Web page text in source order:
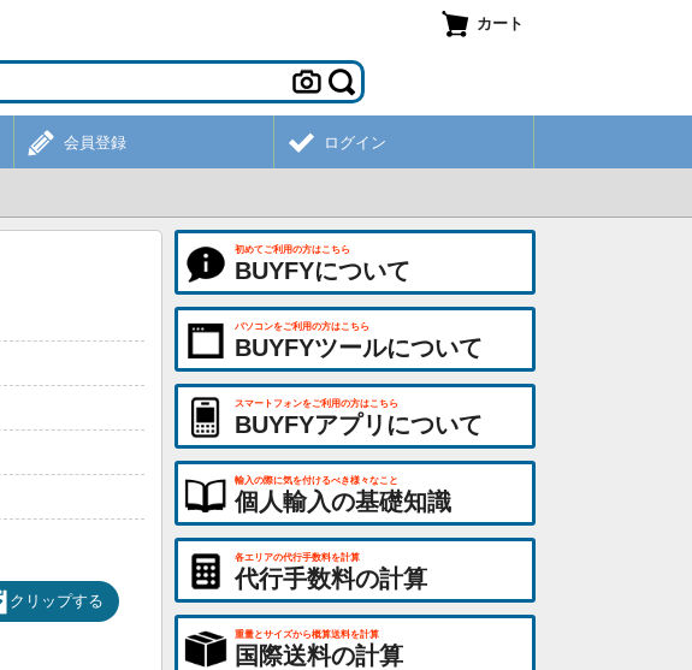
カート
会員登録 ログイン
クリップする
初めてご利用の方はこちら
BUYFYについて
パソコンをご利用の方はこちら
BUYFYツールについて
スマートフォンをご利用の方はこちら
BUYFYアプリについて
輸入の際に気を付けるべき様々なこと
個人輸入の基礎知識
各エリアの代行手数料を計算
代行手数料の計算
重量とサイズから概算送料を計算
国際送料の計算